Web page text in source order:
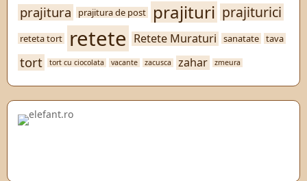
prajitura prajitura de post prajituri prajiturici
reteta tort retete Retete Muraturi sanatate tava
tort tort cu ciocolata vacante zacusca zahar zmeura